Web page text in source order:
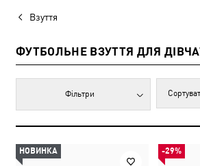
Взуття
ФУТБОЛЬНЕ ВЗУТТЯ ДЛЯ
Фільтри
НОВИНКА -29%